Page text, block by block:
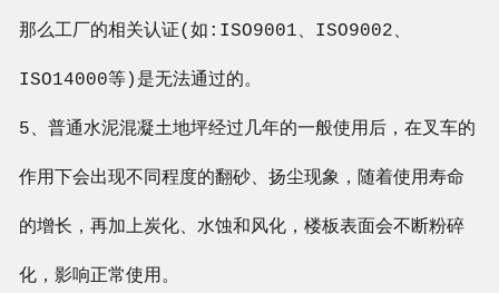
那么工厂的相关认证(如:ISO9001、ISO9002、
ISO14000等)是无法通过的。
5、普通水泥混凝土地坪经过几年的一般使用后，在叉车的
作用下会出现不同程度的翻砂、扬尘现象，随着使用寿命
的增长，再加上炭化、水蚀和风化，楼板表面会不断粉碎
化，影响正常使用。